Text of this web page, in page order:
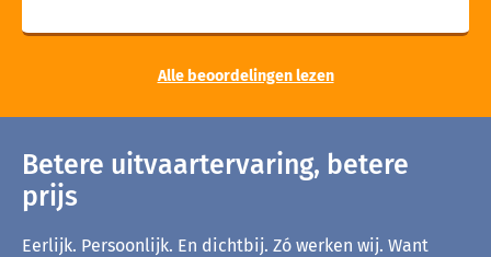
Alle beoordelingen lezen
Betere uitvaartervaring, betere
prijs
Eerlijk. Persoonlijk. En dichtbij. Zó werken wij. Want